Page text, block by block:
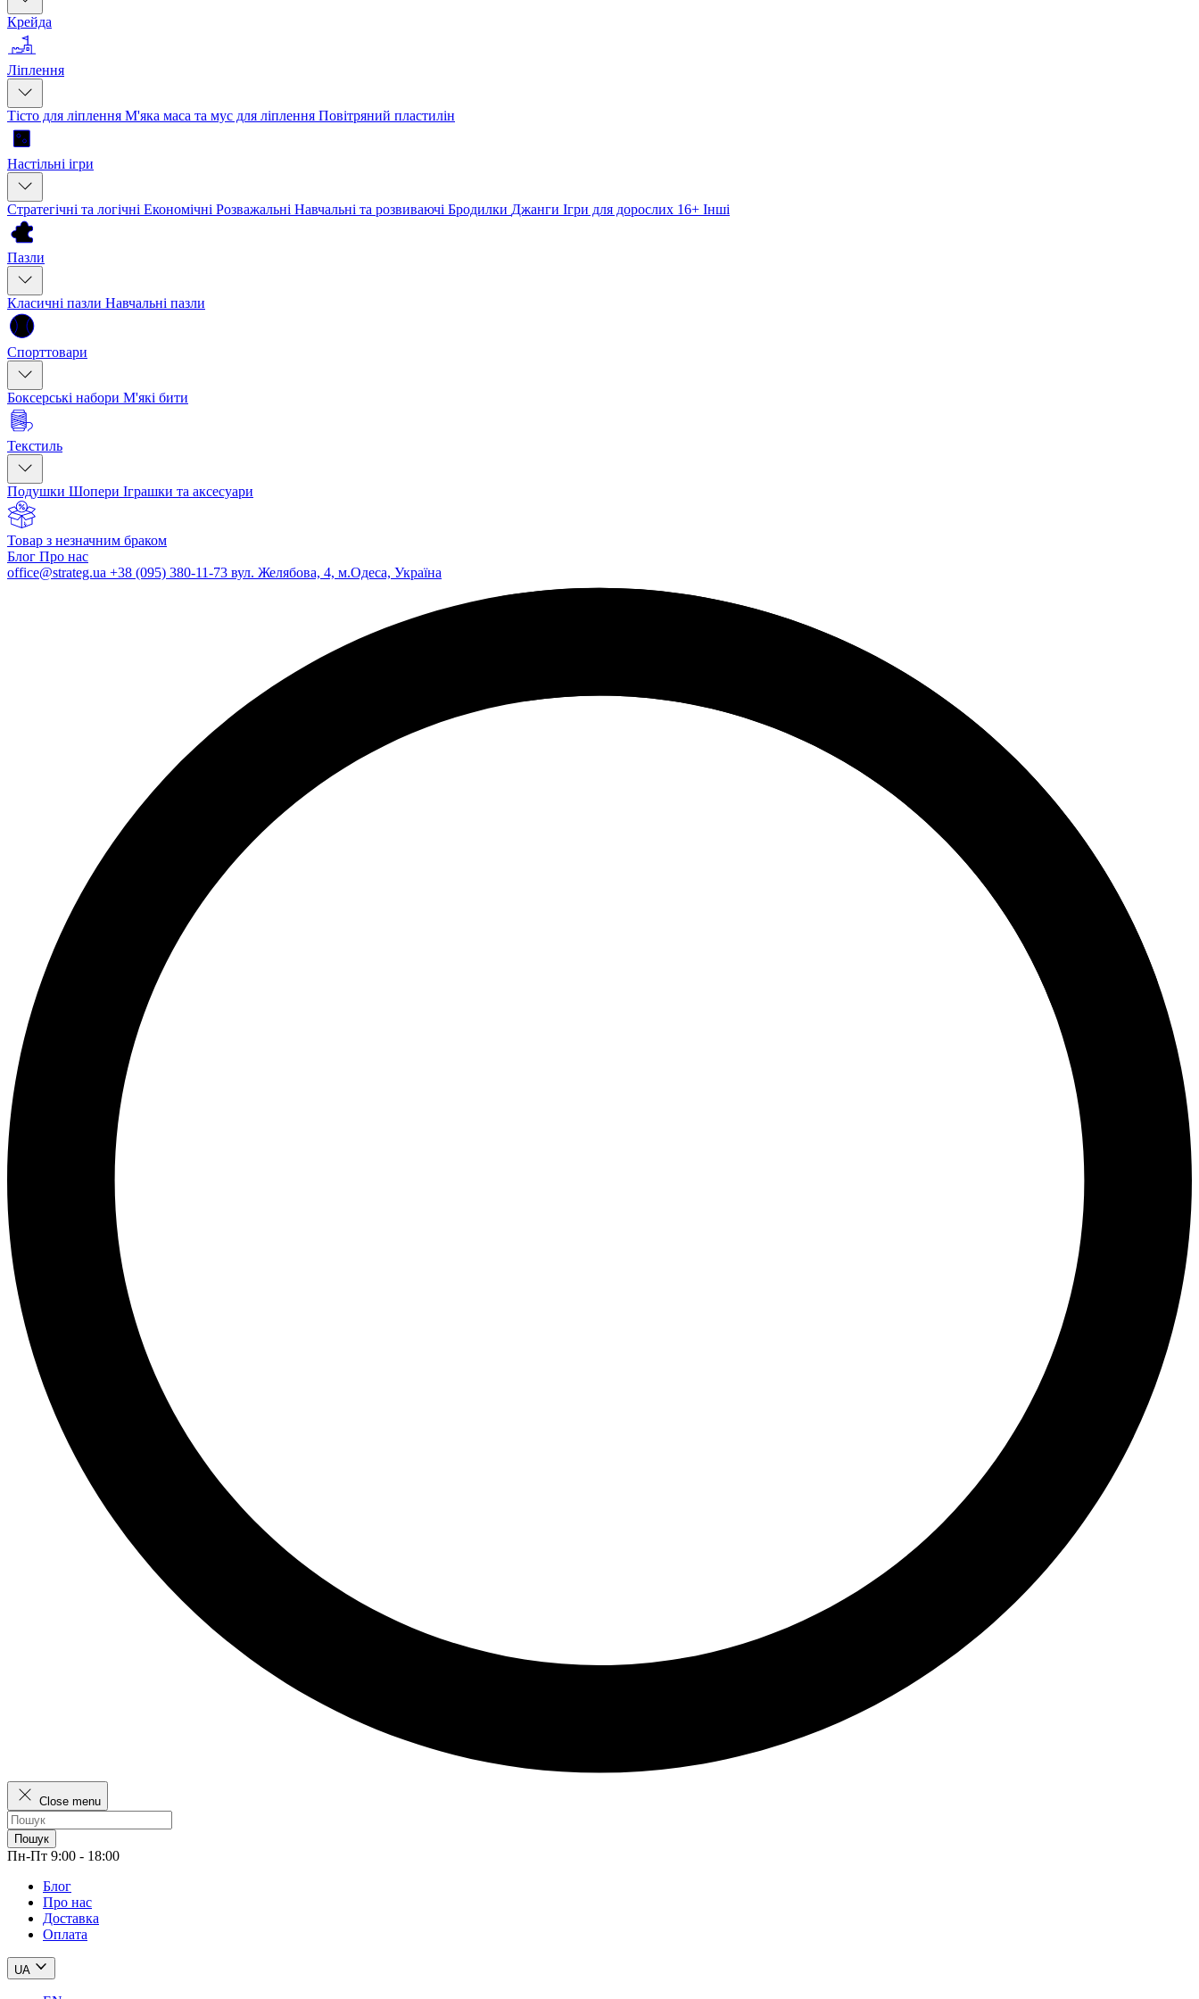
Крейда
Ліплення
Тісто для ліплення М'яка маса та мус для ліплення Повітряний пластилін
Настільні ігри
Стратегічні та логічні Економічні Розважальні Навчальні та розвиваючі Бродилки Джанги Ігри для дорослих 16+ Інші
Пазли
Класичні пазли Навчальні пазли
Спорттовари
Боксерські набори М'які бити
Текстиль
Подушки Шопери Іграшки та аксесуари
Товар з незначним браком
Блог Про нас
office@strateg.ua +38 (095) 380-11-73 вул. Желябова, 4, м.Одеса, Україна
Close menu
Пошук
Пн-Пт 9:00 - 18:00
Блог
Про нас
Доставка
Оплата
UA